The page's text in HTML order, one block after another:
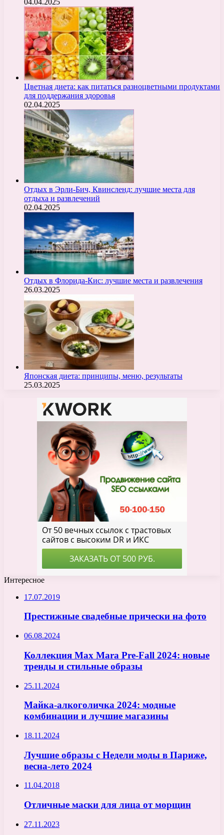
Цветная диета: как питаться разноцветными продуктами
для поддержания здоровья
02.04.2025
Отдых в Эрли-Бич, Квинсленд: лучшие места для
отдыха и развлечений
02.04.2025
Отдых в Флорида-Кис: лучшие места и развлечения
26.03.2025
Японская диета: принципы, меню, результаты
25.03.2025
Интересное
17.07.2019
Престижные свадебные прически на фото
06.08.2024
Коллекция Max Mara Pre-Fall 2024: новые
тренды и стильные образы
25.11.2024
Майка-алкоголичка 2024: модные
комбинации и лучшие магазины
18.11.2024
Лучшие образы с Недели моды в Париже,
весна-лето 2024
11.04.2018
Отличные маски для лица от морщин
27.11.2023